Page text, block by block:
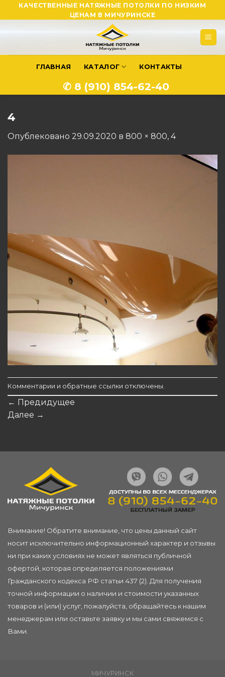
to
КАЧЕСТВЕННЫЕ НАТЯЖНЫЕ ПОТОЛКИ ПО НИЗКИМ
ЦЕНАМ В МИЧУРИНСКЕ
ГЛАВНАЯ КАТАЛОГ КОНТАКТЫ
✆ 8 (910) 854-62-40
4
Опублековано 29.09.2020 в 800 × 800, 4
Комментарии и обратные ссылки отключены.
← Предидущее
Далее →
Внимание! Обратите внимание, что цены данный сайт
носит исключительно информационный характер и отзывы
ни при каких условиях не может являться публичной
офертой, которая определяется положениями
Гражданского кодекса РФ статьи 437 (2). Для получения
точной информации о наличии и стоимости указанных
товаров и (или) услуг, пожалуйста, обращайтесь к нашим
менеджерам или оставьте заявку и мы сами свяжемся с
Вами.
МИЧУРИНСК